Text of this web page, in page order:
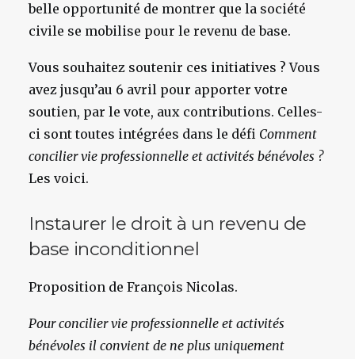
belle opportunité de montrer que la société
civile se mobilise pour le revenu de base.
Vous souhaitez soutenir ces initiatives ? Vous
avez jusqu’au 6 avril pour apporter votre
soutien, par le vote, aux contributions. Celles-
ci sont toutes intégrées dans le défi Comment
concilier vie professionnelle et activités bénévoles ?
Les voici.
Instaurer le droit à un revenu de
base inconditionnel
Proposition de François Nicolas.
Pour concilier vie professionnelle et activités
bénévoles il convient de ne plus uniquement